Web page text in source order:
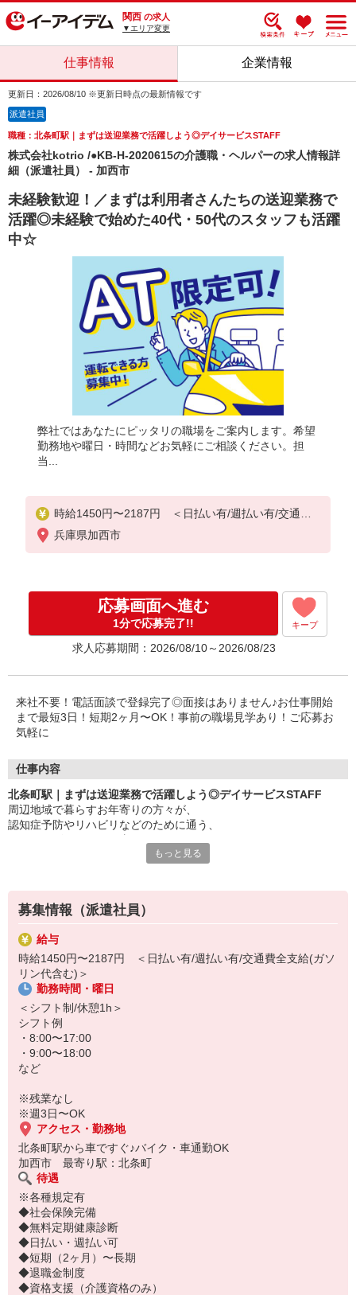
関西 の求人
▼エリア変更
仕事情報 企業情報
更新日：2026/08/10 ※更新日時点の最新情報です
派遣社員
職種：北条町駅｜まずは送迎業務で活躍しよう◎デイサービスSTAFF
株式会社kotrio /●KB-H-2020615の介護職・ヘルパーの求人情報詳
細（派遣社員） - 加西市
未経験歓迎！／まずは利用者さんたちの送迎業務で
活躍◎未経験で始めた40代・50代のスタッフも活躍
中☆
弊社ではあなたにピッタリの職場をご案内します。希望
勤務地や曜日・時間などお気軽にご相談ください。担
当...
時給1450円〜2187円 ＜日払い有/週払い有/交通費
全支給(ガソリン代含む)＞
兵庫県加西市
応募画面へ進む
1分で応募完了!! キープ
求人応募期間：2026/08/10～2026/08/23
来社不要！電話面談で登録完了◎面接はありません♪お仕事開始
まで最短3日！短期2ヶ月〜OK！事前の職場見学あり！ご応募お
気軽に
仕事内容
北条町駅｜まずは送迎業務で活躍しよう◎デイサービスSTAFF
周辺地域で暮らすお年寄りの方々が、
認知症予防やリハビリなどのために通う、
・食事や着替えなどの介助
・レクリエーションのサポート
など
未経験大歓迎！まずは送迎業務でご活躍していただき、徐々に活躍
の場を広げていただきます！
もちろん経験者も大歓迎◎サポート中心なので難しいことは特にあ
りません♪
「働くのは久しぶり…」というブランクがある方もOK！
もっと見る
募集情報（派遣社員）
給与
時給1450円〜2187円 ＜日払い有/週払い有/交通費全支給(ガソ
リン代含む)＞
勤務時間・曜日
＜シフト制/休憩1h＞
シフト例
・8:00〜17:00
・9:00〜18:00
など
※残業なし
※週3日〜OK
アクセス・勤務地
北条町駅から車ですぐ♪バイク・車通勤OK
加西市 最寄り駅：北条町
待遇
※各種規定有
◆社会保険完備
◆無料定期健康診断
◆日払い・週払い可
◆短期（2ヶ月）〜長期
◆退職金制度
◆資格支援（介護資格のみ）